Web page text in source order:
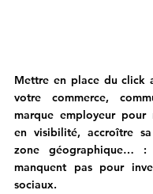
Mettre en place du click
votre commerce,
marque employeur pour
en visibilité, accroître
zone géographique… :
manquent pas pour
sociaux.